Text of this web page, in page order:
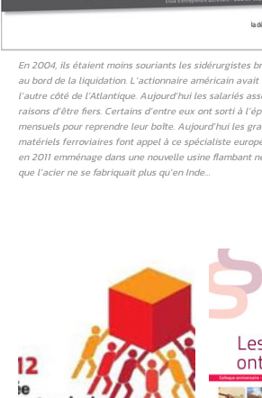
En 2004, ils étaient moins souriants les sidérurgistes
au bord de la liquidation. L’actionnaire américain
l’autre côté de l’Atlantique. Aujourd’hui les salariés
raisons d’être fiers. Certains d’entre eux ont sorti à
mensuels pour reprendre leur boîte. Aujourd’hui les
matériels ferroviaires font appel à ce spécialiste
en 2011 emménage dans une nouvelle usine flambant
que l’acier ne se fabriquait plus qu’en Inde…